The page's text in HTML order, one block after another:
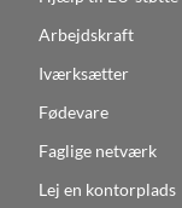
Arbejdskraft
Iværksætter
Fødevare
Faglige netværk
Lej en kontorplads